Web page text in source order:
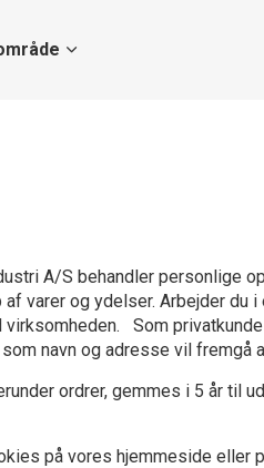
A/S behandler personlige
varer og ydelser. Arbejder
Som
navn og adresse vil fremgå
ordrer, gemmes i 5 år til
på vores hjemmeside eller